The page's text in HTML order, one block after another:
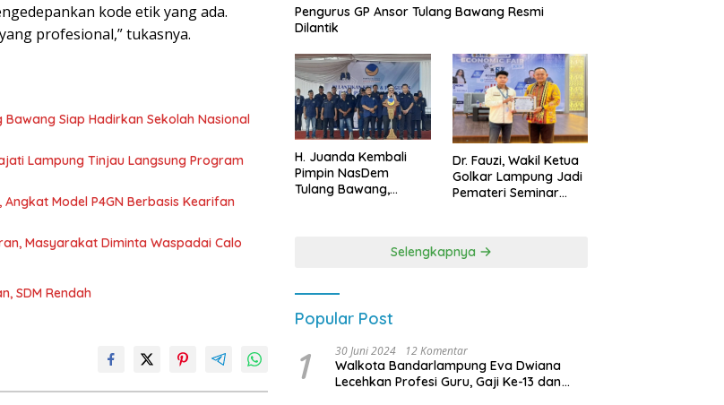
kode etik yang ada.
profesional,” tukasnya.
Siap Hadirkan Sekolah Nasional
Lampung Tinjau Langsung Program
Model P4GN Berbasis Kearifan
Masyarakat Diminta Waspadai Calo
SDM Rendah
Pengurus GP Ansor Tulang Bawang Resmi
Dilantik
H. Juanda Kembali
Pimpin NasDem
Tulang Bawang,
Dr. Fauzi, Wakil Ketua
Golkar Lampung Jadi
Pemateri Seminar
Kebangsaan
Selengkapnya
Popular Post
1 30 Juni 2024 12 Komentar
Walkota Bandarlampung Eva Dwiana
Lecehkan Profesi Guru, Gaji Ke-13 dan